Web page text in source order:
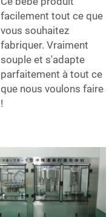
facilement tout ce que
vous souhaitez
fabriquer. Vraiment
souple et s'adapte
parfaitement à tout ce
que nous voulons faire
!